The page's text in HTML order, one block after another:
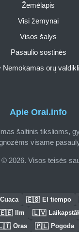
Apie Orai.info
šaltinis tikslioms,
visame
© 2026. Visos teisės
Žemėlapis
Visi žemynai
Visos šalys
Pasaulio sostinės
Nemokamas orų
Cuaca 🇪🇸 El tiempo
Ilm 🇱🇻
Oras 🇵🇱 Pogoda